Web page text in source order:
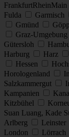
FrankfurtRheinMain
Fulda
Garmisch
Gmünd
Graz-Umgebung
Gütersloh
Harburg
Harz
Hessen
Horologenland
Salzkammergut
Kampanien
Kitzbühel
Suan Luang, Kade
Arlberg
Leinster
London
Lörrach